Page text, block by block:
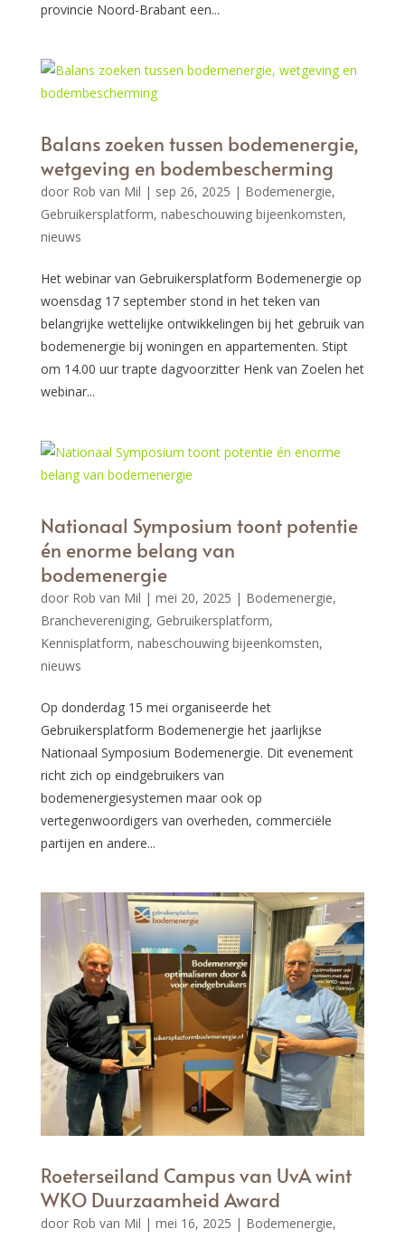
provincie Noord-Brabant een...
Balans zoeken tussen bodemenergie,
wetgeving en bodembescherming
door Rob van Mil | sep 26, 2025 | Bodemenergie,
Gebruikersplatform, nabeschouwing bijeenkomsten,
nieuws
Het webinar van Gebruikersplatform Bodemenergie op
woensdag 17 september stond in het teken van
belangrijke wettelijke ontwikkelingen bij het gebruik van
bodemenergie bij woningen en appartementen. Stipt
om 14.00 uur trapte dagvoorzitter Henk van Zoelen het
webinar...
Nationaal Symposium toont potentie
én enorme belang van
bodemenergie
door Rob van Mil | mei 20, 2025 | Bodemenergie,
Branchevereniging, Gebruikersplatform,
Kennisplatform, nabeschouwing bijeenkomsten,
nieuws
Op donderdag 15 mei organiseerde het
Gebruikersplatform Bodemenergie het jaarlijkse
Nationaal Symposium Bodemenergie. Dit evenement
richt zich op eindgebruikers van
bodemenergiesystemen maar ook op
vertegenwoordigers van overheden, commerciële
partijen en andere...
Roeterseiland Campus van UvA wint
WKO Duurzaamheid Award
door Rob van Mil | mei 16, 2025 | Bodemenergie,